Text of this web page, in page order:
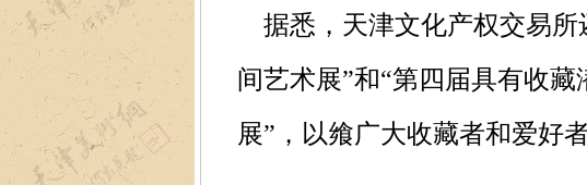
据悉，天津文化产权交易
间艺术展”和“第四届具有收
展”，以飨广大收藏者和爱好